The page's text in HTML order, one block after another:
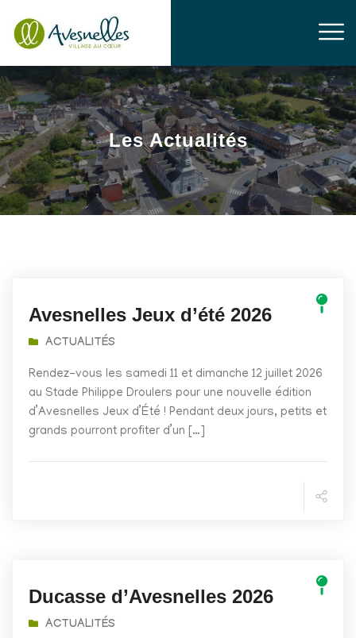
Les Actualités
Avesnelles Jeux d’été 2026
ACTUALITÉS
Rendez-vous les samedi 11 et dimanche 12 juillet 2026
au Stade Philippe Droulers pour une nouvelle édition
d’Avesnelles Jeux d’Été ! Pendant deux jours, petits et
grands pourront profiter d’un […]
Ducasse d’Avesnelles 2026
ACTUALITÉS